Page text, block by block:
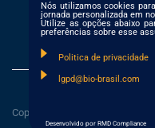
Copyright ©2020 BioBrasil
Nós utilizamos cookies
jornada personalizada em
Utilize as opções abaixo
preferências sobre esse
Politica de privacidade
lgpd@bio-brasil.com
Desenvolvido por RMD Compliance